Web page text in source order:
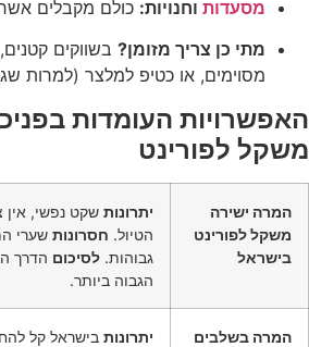
מסעדות וחנויות: כולם מקבלים
מתי כן צריך מזומן? בשווקים
מסוימים, או כטיפ למלצר (למרות
האפשרויות העומדות
משקל לפורינט
המרה ישירה
משקל לפורינט
בישראל
יתרונות שקט נפשי, אין
הטיול. חסרונות שערי
גבוהות. לסיכום הדרך
הגבוה ביותר.
המרה בשלבים יתרונות בישראל קל